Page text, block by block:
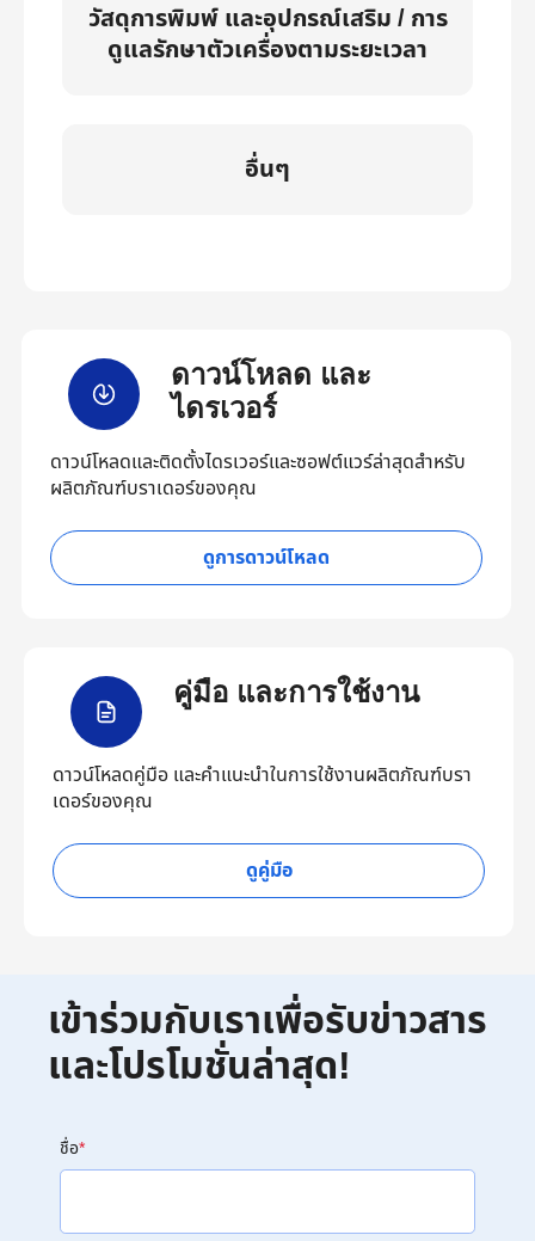
วัสดุการพิมพ์ และอุปกรณ์เสริม / การ
ดูแลรักษาตัวเครื่องตามระยะเวลา
อื่นๆ
ดาวน์โหลด และ
ไดรเวอร์
ดาวน์โหลดและติดตั้งไดรเวอร์และซอฟต์แวร์ล่าสุดสำหรับ
ผลิตภัณฑ์บราเดอร์ของคุณ
ดูการดาวน์โหลด
คู่มือ และการใช้งาน
ดาวน์โหลดคู่มือ และคำแนะนำในการใช้งานผลิตภัณฑ์บรา
เดอร์ของคุณ
ดูคู่มือ
เข้าร่วมกับเราเพื่อรับข่าวสาร
และโปรโมชั่นล่าสุด!
ชื่อ*